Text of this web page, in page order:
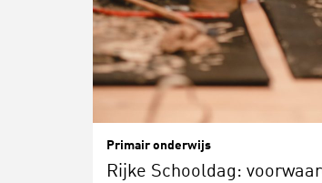
Primair onderwijs
Rijke Schooldag: